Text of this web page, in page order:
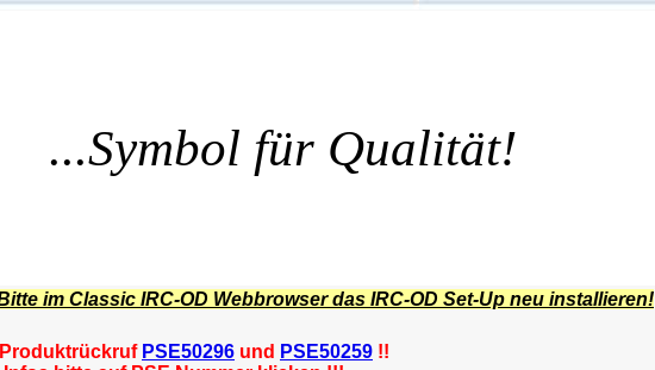
...Symbol für Qualität!
im Classic IRC-OD Webbrowser das IRC-OD Set-Up neu installieren!
PSE50296 und PSE50259 !!